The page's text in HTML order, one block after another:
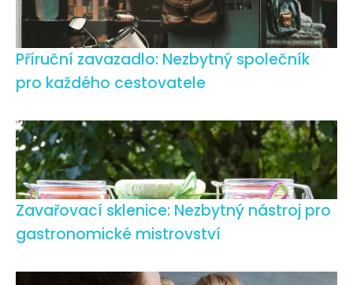
Příruční zavazadlo: Nezbytný společník
pro každého cestovatele
Zavařovací sklenice: Nezbytný nástroj pro
gastronomické mistrovství